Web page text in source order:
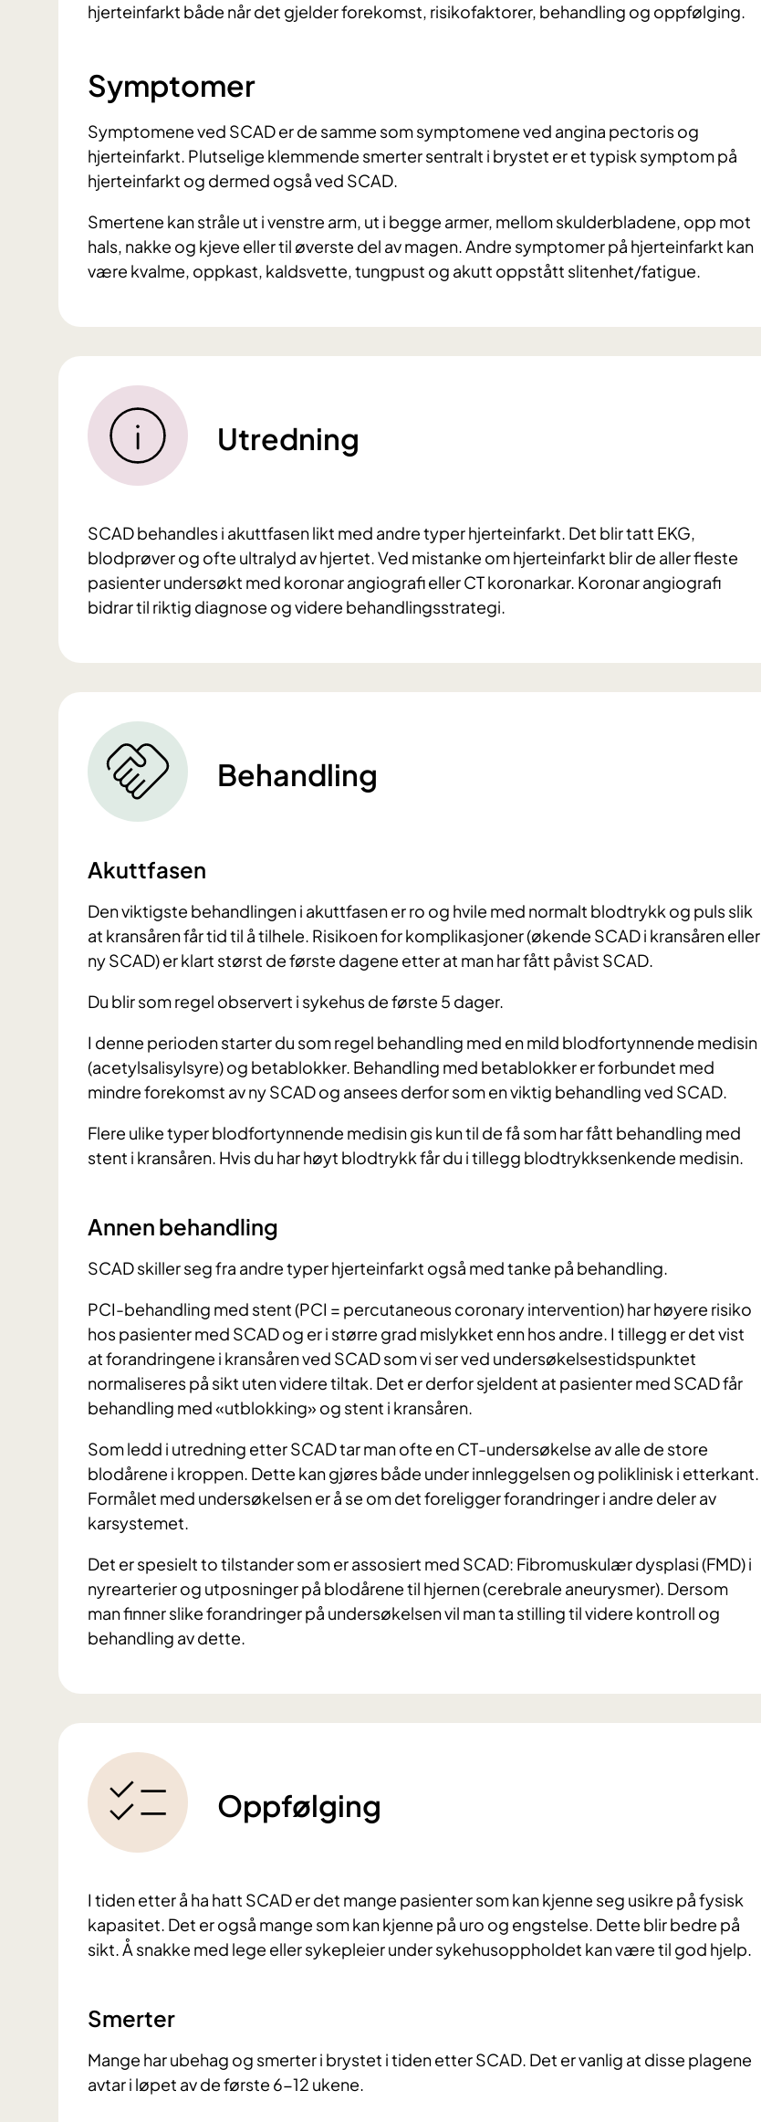
hjerteinfarkt både når det gjelder forekomst, risikofaktorer, behandling og oppfølging.
Symptomer
Symptomene ved SCAD er de samme som symptomene ved angina pectoris og
hjerteinfarkt. Plutselige klemmende smerter sentralt i brystet er et typisk symptom på
hjerteinfarkt og dermed også ved SCAD.
Smertene kan stråle ut i venstre arm, ut i begge armer, mellom skulderbladene, opp mot
hals, nakke og kjeve eller til øverste del av magen. Andre symptomer på hjerteinfarkt kan
være kvalme, oppkast, kaldsvette, tungpust og akutt oppstått slitenhet/fatigue.
Utredning
SCAD behandles i akuttfasen likt med andre typer hjerteinfarkt. Det blir tatt EKG,
blodprøver og ofte ultralyd av hjertet. Ved mistanke om hjerteinfarkt blir de aller fleste
pasienter undersøkt med koronar angiografi eller CT koronarkar. Koronar angiografi
bidrar til riktig diagnose og videre behandlingsstrategi.
Behandling
Akuttfasen
Den viktigste behandlingen i akuttfasen er ro og hvile med normalt blodtrykk og puls slik
at kransåren får tid til å tilhele. Risikoen for komplikasjoner (økende SCAD i kransåren eller
ny SCAD) er klart størst de første dagene etter at man har fått påvist SCAD.
Du blir som regel observert i sykehus de første 5 dager.
I denne perioden starter du som regel behandling med en mild blodfortynnende medisin
(acetylsalisylsyre) og betablokker. Behandling med betablokker er forbundet med
mindre forekomst av ny SCAD og ansees derfor som en viktig behandling ved SCAD.
Flere ulike typer blodfortynnende medisin gis kun til de få som har fått behandling med
stent i kransåren. Hvis du har høyt blodtrykk får du i tillegg blodtrykksenkende medisin.
Annen behandling
SCAD skiller seg fra andre typer hjerteinfarkt også med tanke på behandling.
PCI-behandling med stent (PCI = percutaneous coronary intervention) har høyere risiko
hos pasienter med SCAD og er i større grad mislykket enn hos andre. I tillegg er det vist
at forandringene i kransåren ved SCAD som vi ser ved undersøkelsestidspunktet
normaliseres på sikt uten videre tiltak. Det er derfor sjeldent at pasienter med SCAD får
behandling med «utblokking» og stent i kransåren.
Som ledd i utredning etter SCAD tar man ofte en CT-undersøkelse av alle de store
blodårene i kroppen. Dette kan gjøres både under innleggelsen og poliklinisk i etterkant.
Formålet med undersøkelsen er å se om det foreligger forandringer i andre deler av
karsystemet.
Det er spesielt to tilstander som er assosiert med SCAD: Fibromuskulær dysplasi (FMD) i
nyrearterier og utposninger på blodårene til hjernen (cerebrale aneurysmer). Dersom
man finner slike forandringer på undersøkelsen vil man ta stilling til videre kontroll og
behandling av dette.
Oppfølging
I tiden etter å ha hatt SCAD er det mange pasienter som kan kjenne seg usikre på fysisk
kapasitet. Det er også mange som kan kjenne på uro og engstelse. Dette blir bedre på
sikt. Å snakke med lege eller sykepleier under sykehusoppholdet kan være til god hjelp.
Smerter
Mange har ubehag og smerter i brystet i tiden etter SCAD. Det er vanlig at disse plagene
avtar i løpet av de første 6-12 ukene.